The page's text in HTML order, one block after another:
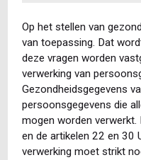
Op het stellen van
van toepassing. Dat
deze vragen worden
verwerking van
Gezondheidsgegevens
persoonsgegevens die
mogen worden
en de artikelen 22 en 30
verwerking moet strikt